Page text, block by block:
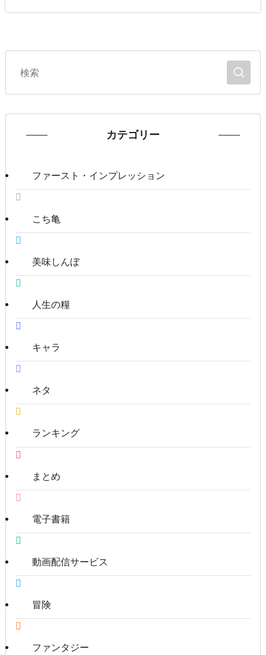
カテゴリー
ファースト・インプレッション
こち亀
美味しんぼ
人生の糧
キャラ
ネタ
ランキング
まとめ
電子書籍
動画配信サービス
冒険
ファンタジー